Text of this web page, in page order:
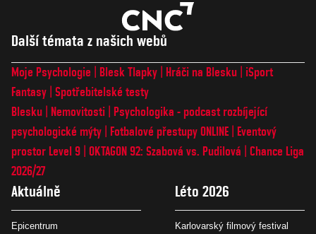
Další témata z našich webů
Moje Psychologie Blesk Tlapky Hráči na Blesku
iSport
Fantasy Spotřebitelské testy
Blesku
Nemovitosti
Psychologika - podcast rozbíjející
psychologické mýty
Fotbalové přestupy ONLINE
Eventový
prostor Level 9 OKTAGON 92: Szabová vs. Pudilová
Chance Liga
2026/27
Aktuálně
Epicentrum
Léto 2026
Karlovarský filmový festival